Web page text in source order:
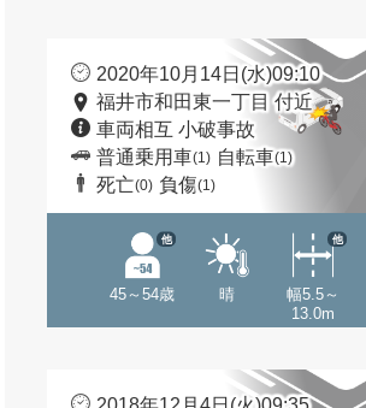
2020年10月14日(水)09:10
福井市和田東一丁目 付近
車両相互 小破事故
普通乗用車(1) 自転車(1)
死亡(0) 負傷(1)
45～54歳
他
晴
幅5.5～
13.0m
他